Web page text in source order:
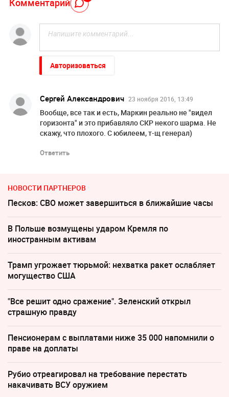
Авторизоваться
Сергей Александрович 23 ноября 2016, 13:49
Вообще, все так и есть, Маркин реально не "видел
горизонта" и это прибавляло СКР некого шарма. Не
скажу, что плохого. С юбилеем, т-щ генерал)
Ответить
НОВОСТИ ПАРТНЕРОВ
Песков: СВО может завершиться в ближайшие часы
В Польше возмущены ударом Кремля по
иностранным активам
Трамп угрожает тюрьмой: нехватка ракет ослабляет
могущество США
"Все решит одно сражение". Зеленский открыл
страшную правду
Пенсионерам с выплатами ниже 35 000 напомнили о
праве на доплаты
Рубио отреагировал на требование перестать
накачивать ВСУ оружием